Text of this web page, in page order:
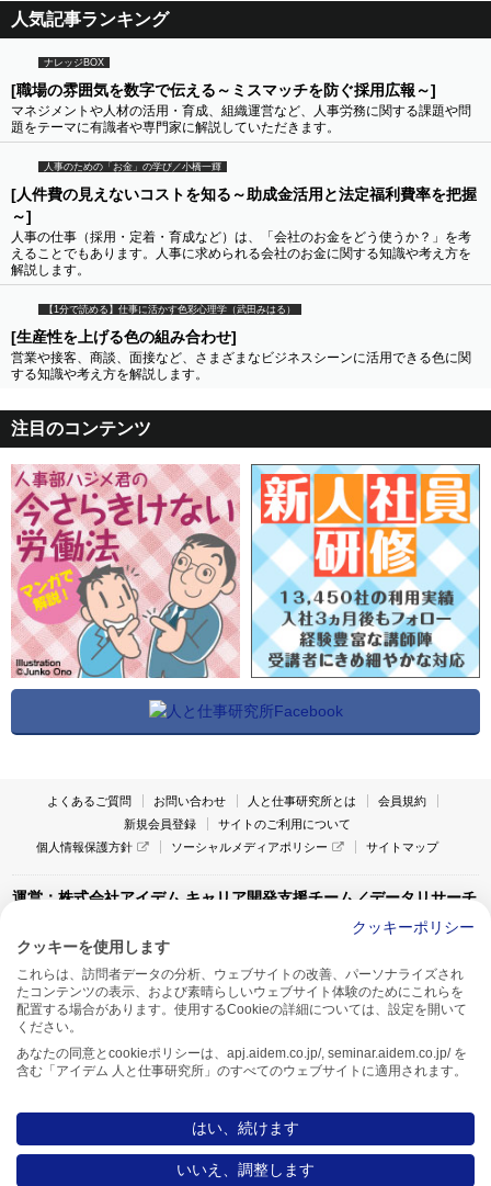
人気記事ランキング
ナレッジBOX
[職場の雰囲気を数字で伝える～ミスマッチを防ぐ採用広報～]
マネジメントや人材の活用・育成、組織運営など、人事労務に関する課題や問
題をテーマに有識者や専門家に解説していただきます。
人事のための「お金」の学び／小橋一輝
[人件費の見えないコストを知る～助成金活用と法定福利費率を把握
～]
人事の仕事（採用・定着・育成など）は、「会社のお金をどう使うか？」を考
えることでもあります。人事に求められる会社のお金に関する知識や考え方を
解説します。
【1分で読める】仕事に活かす色彩心理学（武田みはる）
[生産性を上げる色の組み合わせ]
営業や接客、商談、面接など、さまざまなビジネスシーンに活用できる色に関
する知識や考え方を解説します。
注目のコンテンツ
よくあるご質問 お問い合わせ 人と仕事研究所とは
会員規約
新規会員登録
サイトのご利用について
個人情報保護方針
ソーシャルメディアポリシー サイトマップ
運営：株式会社アイデム キャリア開発支援チーム／データリサーチ
〒160-0022 東京都新宿区新宿1-4-10
アイデム本社ビル TEL:03-5269-6020
〒550-0005 大阪府大阪市西区西本町1-13-43
アイデム西本町ビル7F TEL:06-7662-2800
Copyright AIDEM Inc. All rights reserved.
クッキーポリシー
クッキーを使用します
これらは、訪問者データの分析、ウェブサイトの改善、パーソナライズされ
たコンテンツの表示、および素晴らしいウェブサイト体験のためにこれらを
配置する場合があります。使用するCookieの詳細については、設定を開いて
ください。
あなたの同意とcookieポリシーは、apj.aidem.co.jp/, seminar.aidem.co.jp/ を
含む「アイデム 人と仕事研究所」のすべてのウェブサイトに適用されます。
はい、続けます
いいえ、調整します